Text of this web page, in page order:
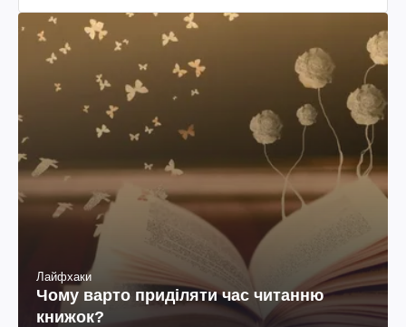
Лайфхаки
Чому варто приділяти час читанню
книжок?